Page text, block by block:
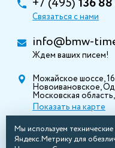
Связаться с нами
info@bmw-
Ждем ваших писем!
Можайское шоссе,
Новоивановское,
Московская
Показать на карте
Мы используем
Яндекс.Метрику для